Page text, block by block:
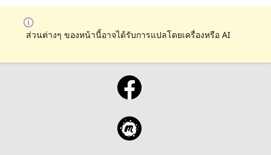
ส่วนต่างๆ ของหน้านี้อาจได้รับการแปลโดยเครื่องหรือ AI